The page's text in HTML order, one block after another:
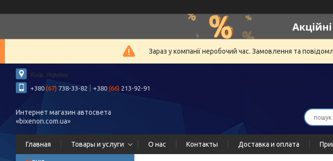
Зараз у компанії неробочий час. Замовлення та
Київ, Україна
+380 (67) 738-33-82 +380 (66) 213-92-91
Интернет магазин автосвета
«bixenon.com.ua»
Главная Товары и услуги О нас Контакты Доставка и оплата